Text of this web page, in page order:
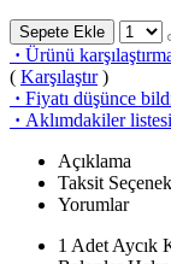
Sepete Ekle
· Ürünü
( Karşılaştır)
· Fiyatı düşünce
· Aklımdakiler
Açıklama
Taksit
Yorumlar
1 Adet Aycık